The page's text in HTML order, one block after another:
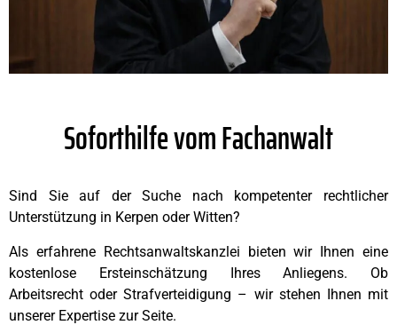
Soforthilfe vom Fachanwalt
Sind Sie auf der Suche nach kompetenter rechtlicher
Unterstützung in Kerpen oder Witten?
Als erfahrene Rechtsanwaltskanzlei bieten wir Ihnen eine
kostenlose Ersteinschätzung Ihres Anliegens. Ob
Arbeitsrecht oder Strafverteidigung – wir stehen Ihnen mit
unserer Expertise zur Seite.